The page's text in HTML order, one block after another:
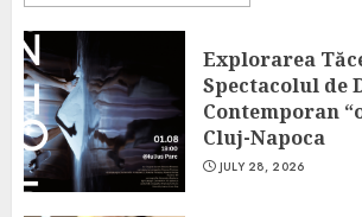
Explorarea
Spectacolul de
Contemporan
Cluj-Napoca
JULY 28, 2026